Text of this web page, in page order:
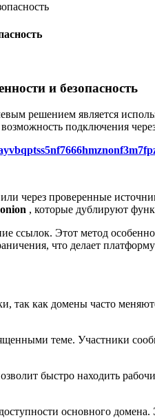
и безопасность
решением является
подключения
через проверенные
, которые дублируют
ссылок. Этот метод
что делает
так как домены часто
теме. Участники
быстро находить
основного